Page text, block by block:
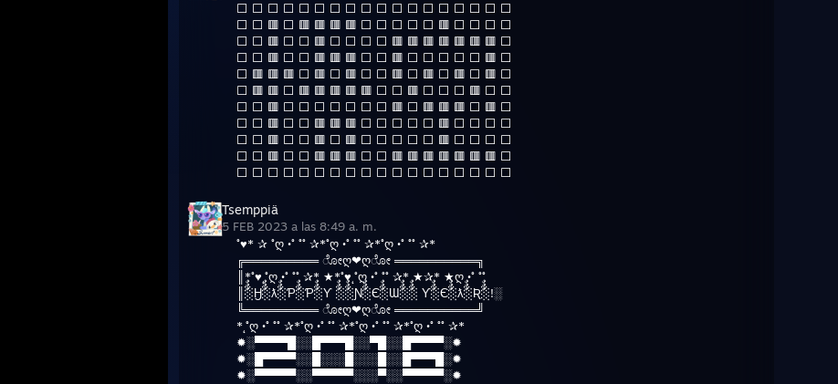
⬜ ⬜ ⬜ ⬜ ⬜ ⬜ ⬜ ⬜ ⬜ ⬜ ⬜ ⬜ ⬜ ⬜ ⬜ ⬜ ⬜ ⬜
⬜ ⬜ 🟥 ⬜ 🟥 🟥 🟥 🟥 ⬜ ⬜ ⬜ ⬜ ⬜ 🟥 ⬜ ⬜ ⬜ ⬜
⬜ ⬜ 🟥 ⬜ ⬜ 🟥 ⬜ ⬜ ⬜ ⬜ 🟥 🟥 🟥 🟥 🟥 🟥 🟥 ⬜
⬜ ⬜ 🟥 ⬜ ⬜ 🟥 🟥 🟥 ⬜ ⬜ 🟥 ⬜ ⬜ ⬜ ⬜ ⬜ 🟥 ⬜
⬜ 🟥 🟥 🟥 ⬜ 🟥 ⬜ 🟥 ⬜ ⬜ 🟥 ⬜ 🟥 ⬜ 🟥 ⬜ 🟥 ⬜
⬜ 🟥 🟥 ⬜ 🟥 🟥 🟥 🟥 🟥 ⬜ ⬜ 🟥 ⬜ ⬜ ⬜ 🟥 ⬜ ⬜
⬜ ⬜ 🟥 ⬜ ⬜ ⬜ ⬜ ⬜ ⬜ ⬜ 🟥 ⬜ 🟥 🟥 🟥 ⬜ 🟥 ⬜
⬜ ⬜ 🟥 ⬜ ⬜ 🟥 🟥 🟥 ⬜ ⬜ ⬜ ⬜ ⬜ 🟥 ⬜ ⬜ ⬜ ⬜
⬜ ⬜ 🟥 ⬜ ⬜ 🟥 ⬜ 🟥 ⬜ ⬜ ⬜ ⬜ ⬜ 🟥 ⬜ ⬜ ⬜ ⬜
⬜ ⬜ 🟥 ⬜ ⬜ 🟥 🟥 🟥 ⬜ ⬜ 🟥 🟥 🟥 🟥 🟥 🟥 🟥 ⬜
⬜ ⬜ ⬜ ⬜ ⬜ ⬜ ⬜ ⬜ ⬜ ⬜ ⬜ ⬜ ⬜ ⬜ ⬜ ⬜ ⬜ ⬜
Tsemppiä
5 FEB 2023 a las 8:49 a. m.
˚♥* ✰ ˚ღ •˚ ˚˚ ✰*˚ღ •˚ ˚˚ ✰*˚ღ •˚ ˚˚ ✰*
╔═════════ ೋღ❤ღೋ ══════════╗
║*˚♥˛˚ღ •˚ ˚˚ ✰* ★*˚♥˛˚ღ •˚ ˚˚ ✰* ★✰* ★ღ •˚ ˚˚
║░ٌٌٌӇ░ٌٌٌƛ░ٌٌٌƤ░ٌٌٌƤ░ٌٌٌƳ ░ٌٌٌ░ٌٌٌƝ░ٌٌٌЄ░ٌٌٌƜ░ٌٌٌ░ٌٌٌ Ƴ░ٌٌٌЄ░ٌٌٌƛ░ٌٌٌƦ░ٌٌٌ!░
╚═════════ ೋღ❤ღೋ ══════════╝
*˛˚ღ •˚ ˚˚ ✰*˚ღ •˚ ˚˚ ✰*˚ღ •˚ ˚˚ ✰*˚ღ •˚ ˚˚ ✰*
✹░▀▀▀▀█░░█▀▀▀█░░▀█░░█▀▀▀▀░✹
✹░█▀▀▀▀░░█░░░█░░░█░░█▀▀▀█░✹
✹░▀▀▀▀▀░░▀▀▀▀▀░░░▀░░▀▀▀▀▀░✹